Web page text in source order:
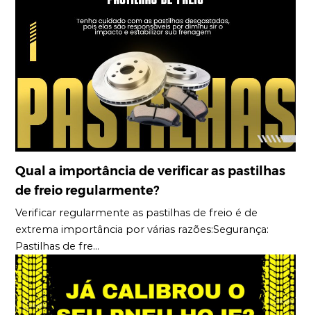
Qual a importância de verificar as pastilhas
de freio regularmente?
Verificar regularmente as pastilhas de freio é de
extrema importância por várias razões:Segurança:
Pastilhas de fre...